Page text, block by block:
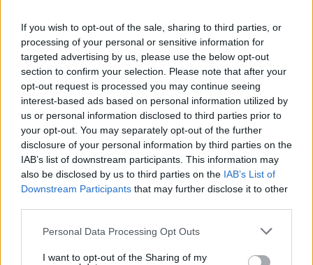
If you wish to opt-out of the sale, sharing to third parties, or
processing of your personal or sensitive information for
targeted advertising by us, please use the below opt-out
section to confirm your selection. Please note that after your
opt-out request is processed you may continue seeing
interest-based ads based on personal information utilized by
us or personal information disclosed to third parties prior to
your opt-out. You may separately opt-out of the further
disclosure of your personal information by third parties on the
IAB’s list of downstream participants. This information may
also be disclosed by us to third parties on the IAB’s List of
Downstream Participants that may further disclose it to other
Please note that this website/app uses one or more Google
not limited to your visit or usage behaviour. You may click to
Personal Data Processing Opt Outs
I want to opt-out of the Sharing of my